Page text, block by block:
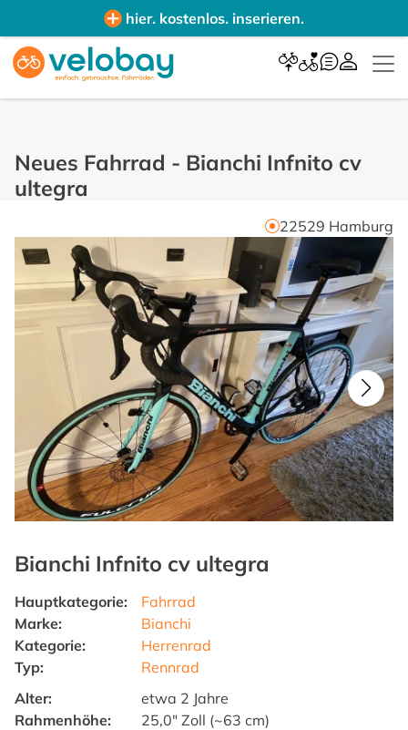
hier. kostenlos. inserieren.
Neues Fahrrad - Bianchi Infnito cv
ultegra
22529 Hamburg
Bianchi Infnito cv ultegra
Hauptkategorie:
Fahrrad
Marke:
Bianchi
Kategorie:
Herrenrad
Typ:
Rennrad
Alter:
etwa 2 Jahre
Rahmenhöhe:
25,0" Zoll (~63 cm)